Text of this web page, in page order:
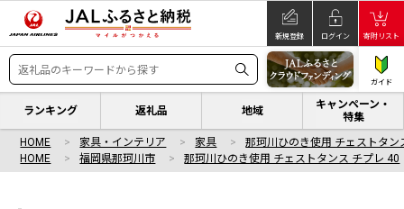
新規登録 ログイン 寄附リスト
ガイド
ランキング 返礼品 地域
キャンペーン・
特集
HOME 家具・インテリア 家具
那珂川ひのき使用 チェストタン
HOME
福岡県那珂川市 那珂川ひのき使用 チェストタンス チプレ 40